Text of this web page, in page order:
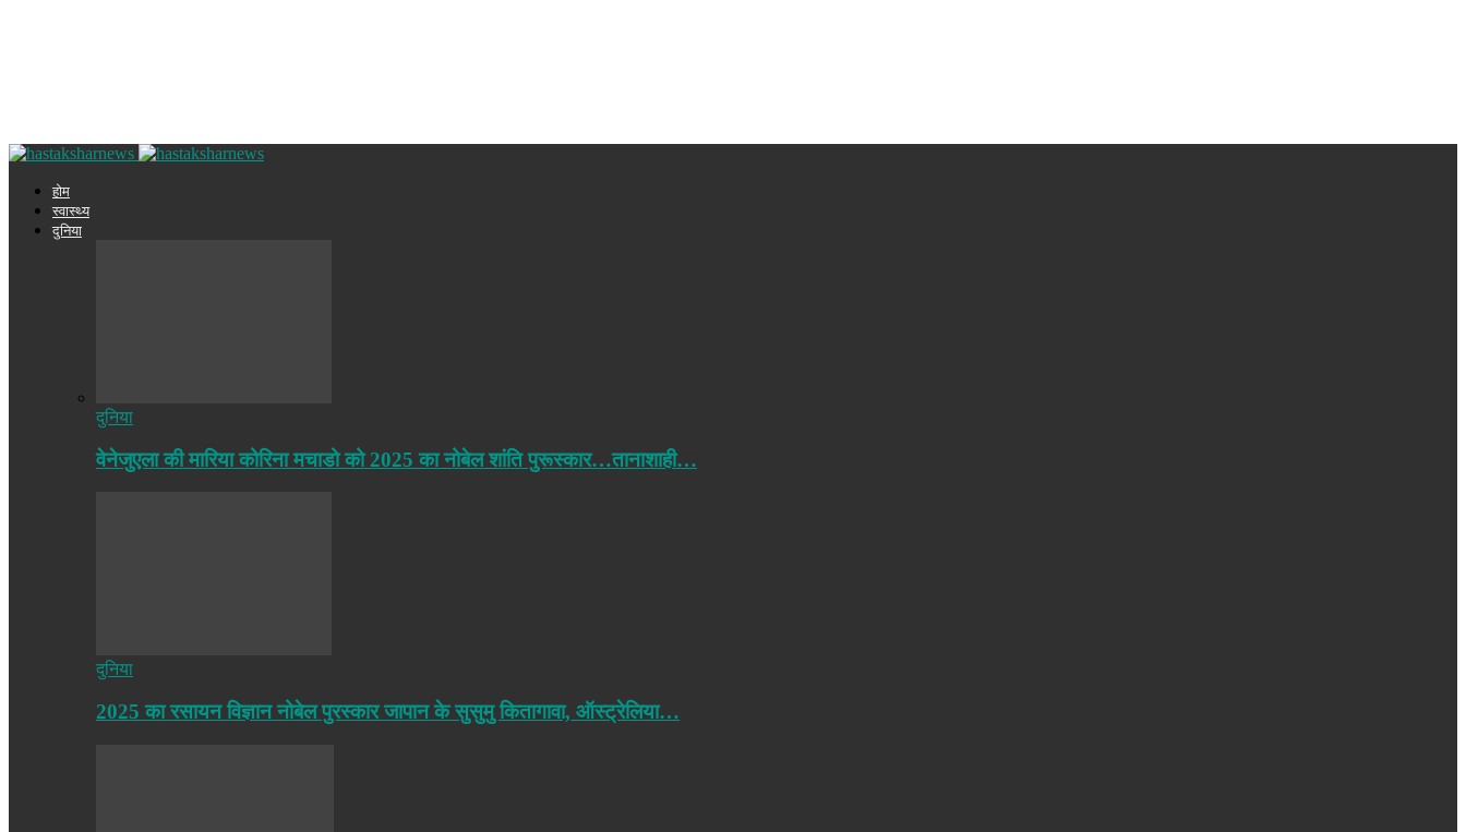
होम
स्वास्थ्य
दुनिया
दुनिया
वेनेजुएला की मारिया कोरिना मचाडो को 2025 का नोबेल शांति पुरूस्कार…तानाशाही…
दुनिया
2025 का रसायन विज्ञान नोबेल पुरस्कार जापान के सुसुमु कितागावा, ऑस्ट्रेलिया…